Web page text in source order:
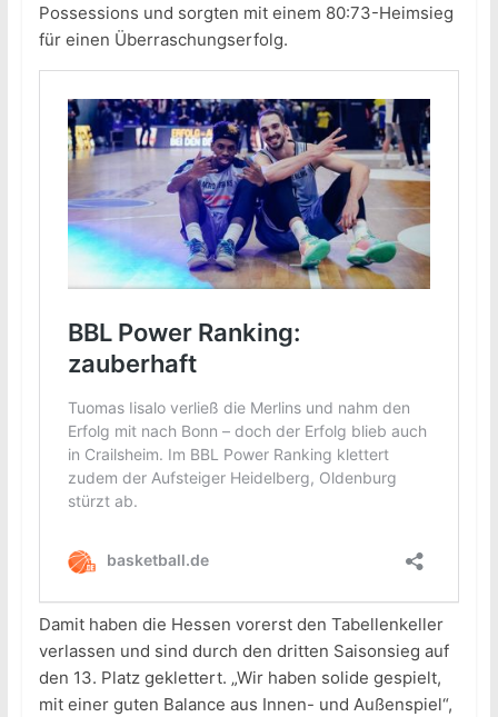
Possessions und sorgten mit einem 80:73-Heimsieg
für einen Überraschungserfolg.
Damit haben die Hessen vorerst den Tabellenkeller
verlassen und sind durch den dritten Saisonsieg auf
den 13. Platz geklettert. „Wir haben solide gespielt,
mit einer guten Balance aus Innen- und Außenspiel“,